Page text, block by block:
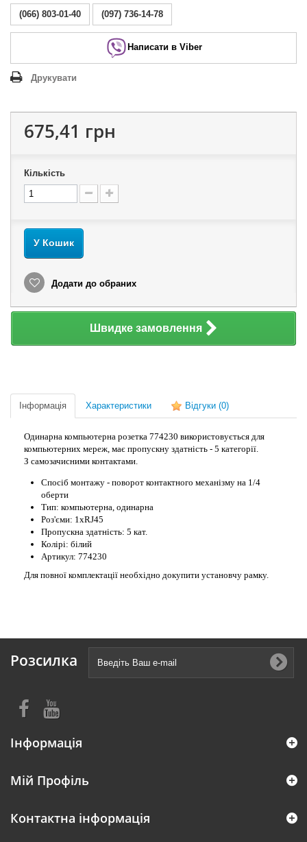
(066) 803-01-40 (097) 736-14-78
Написати в Viber
Друкувати
675,41 грн
Кількість
У Кошик
Додати до обраних
Швидке замовлення
Інформація Характеристики Відгуки (0)
Одинарна компьютерна розетка 774230 використовується для
компьютерних мереж, має пропускну здатність - 5 категорії.
З самозачисними контактами.
Спосіб монтажу - поворот контактного механізму на 1/4
оберти
Тип: компьютерна, одинарна
Роз'єми: 1хRJ45
Пропускна здатність: 5 кат.
Колірі: білий
Артикул: 774230
Для повної комплектації необхідно докупити установчу рамку.
Розсилка
Інформація
Мій Профіль
Контактна інформація